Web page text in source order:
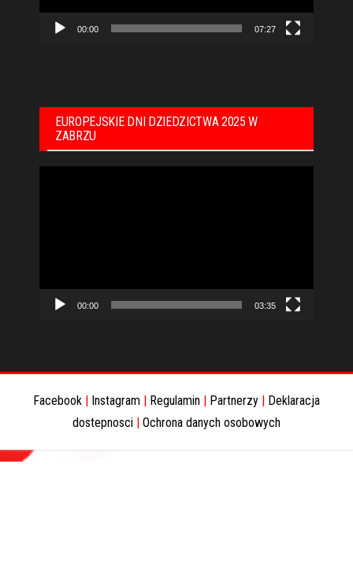
00:00 07:27
EUROPEJSKIE DNI DZIEDZICTWA 2025 W
ZABRZU
00:00 03:35
Facebook | Instagram | Regulamin | Partnerzy | Deklaracja
dostepnosci | Ochrona danych osobowych